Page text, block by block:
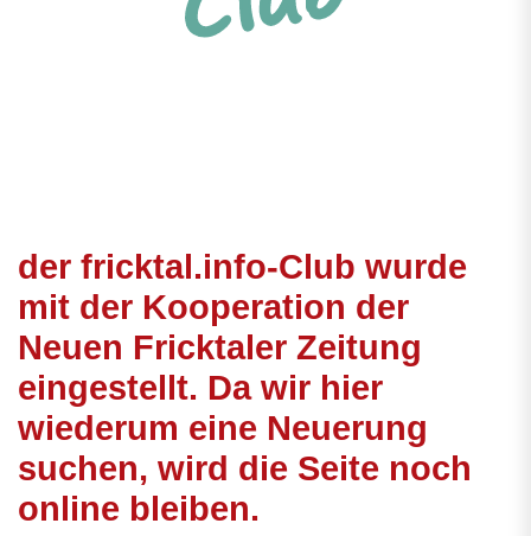
der fricktal.info-Club wurde
mit der Kooperation der
Neuen Fricktaler Zeitung
eingestellt. Da wir hier
wiederum eine Neuerung
suchen, wird die Seite noch
online bleiben.